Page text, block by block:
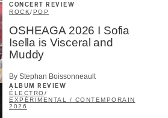
CONCERT REVIEW
ROCK/POP
OSHEAGA 2026 I Sofia
Isella is Visceral and
Muddy
By Stephan Boissonneault
ALBUM REVIEW
ÉLECTRO/
EXPÉRIMENTAL / CONTEMPORAIN
2026